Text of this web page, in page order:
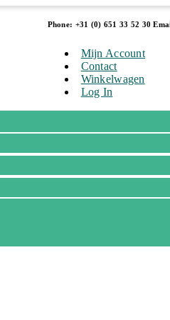
Phone: +31 (0) 651 33 52 30
Mijn Account
Contact
Winkelwagen
Log In